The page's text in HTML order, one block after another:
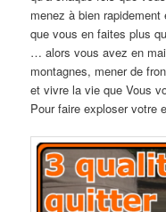
menez à bien
que vous en faites plus
… alors vous avez en
montagnes, mener de
et vivre la vie que Vous
Pour faire exploser votre